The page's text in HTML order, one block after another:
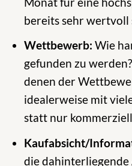
bereits sehr wertvoll
Wettbewerb: Wie
gefunden zu
denen der
idealerweise mit
statt nur
Kaufabsicht/
die dahinterliegende